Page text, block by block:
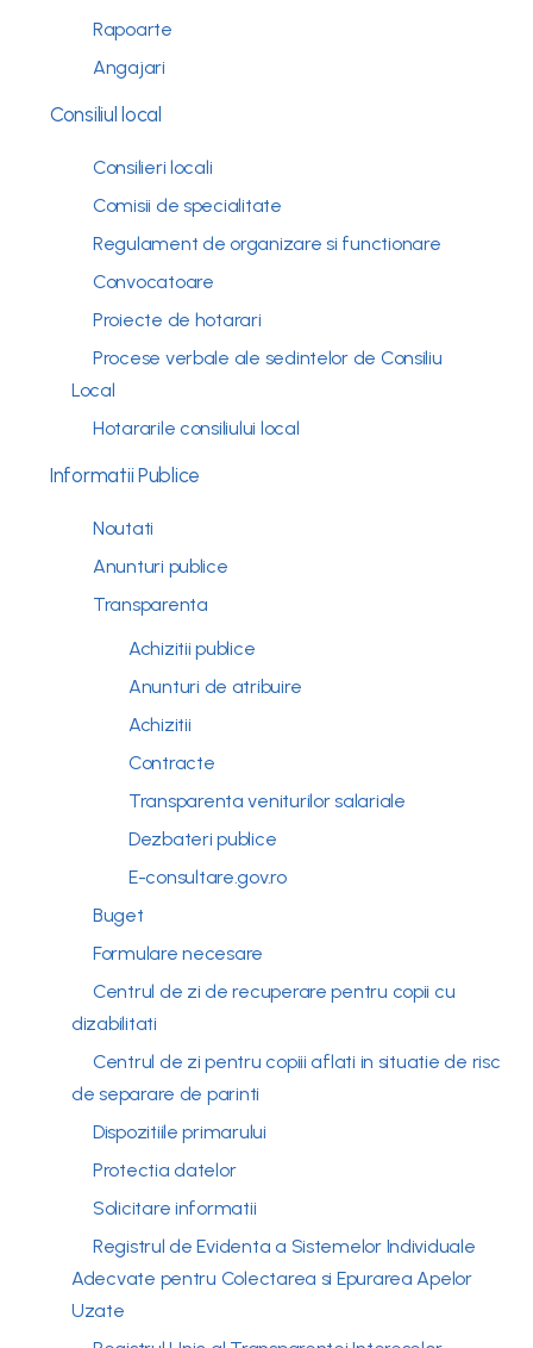
Rapoarte
Angajari
Consiliul local
Consilieri locali
Comisii de specialitate
Regulament de organizare si functionare
Convocatoare
Proiecte de hotarari
Procese verbale ale sedintelor de Consiliu
Local
Hotararile consiliului local
Informatii Publice
Noutati
Anunturi publice
Transparenta
Achizitii publice
Anunturi de atribuire
Achizitii
Contracte
Transparenta veniturilor salariale
Dezbateri publice
E-consultare.gov.ro
Buget
Formulare necesare
Centrul de zi de recuperare pentru copii cu
dizabilitati
Centrul de zi pentru copiii aflati in situatie de risc
de separare de parinti
Dispozitiile primarului
Protectia datelor
Solicitare informatii
Registrul de Evidenta a Sistemelor Individuale
Adecvate pentru Colectarea si Epurarea Apelor
Uzate